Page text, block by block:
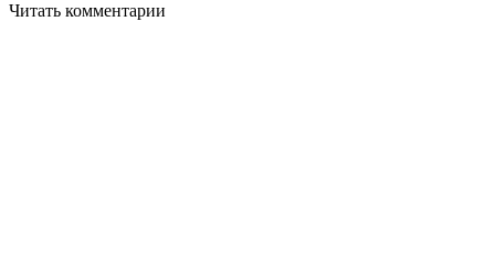
Читать комментарии